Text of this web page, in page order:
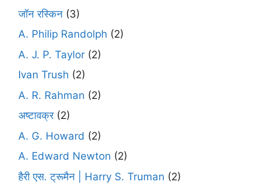
जॉन रस्किन (3)
A. Philip Randolph (2)
A. J. P. Taylor (2)
Ivan Trush (2)
A. R. Rahman (2)
अष्टावक्र(2)
A. G. Howard (2)
A. Edward Newton (2)
हैरी एस. ट्रूमैन | Harry S. Truman (2)